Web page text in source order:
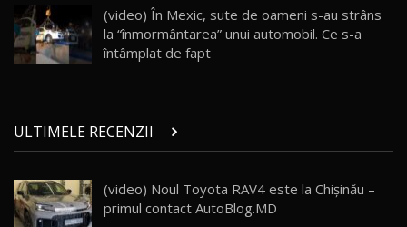
26
AutoBlog.MD
10:57
Test Drive: Noile modele FENDT! Cum e să
28
Noul Geely Monjaro 2025! Mai ieftin și mai
dotat / Test Drive AutoBlog.MD
29
ZEEKR 9X - PRIMUL TEST DRIVE ÎN ROMÂNĂ!
(video) În Mexic, sute de oameni s-au strâns
la “înmormântarea” unui automobil. Ce s-a
întâmplat de fapt
ULTIMELE RECENZII
(video) Noul Toyota RAV4 este la Chișinău –
primul contact AutoBlog.MD